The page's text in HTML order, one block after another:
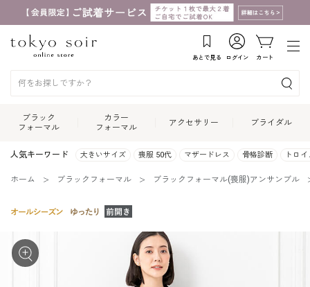
あとで見る ログイン カート
ブラック
フォーマル
カラー
フォーマル
アクセサリー ブライダル
人気キーワード 大きいサイズ 喪服 50代 マザードレス 骨格診断 トロ
ホーム ブラックフォーマル ブラックフォーマル(喪服)アンサンブル